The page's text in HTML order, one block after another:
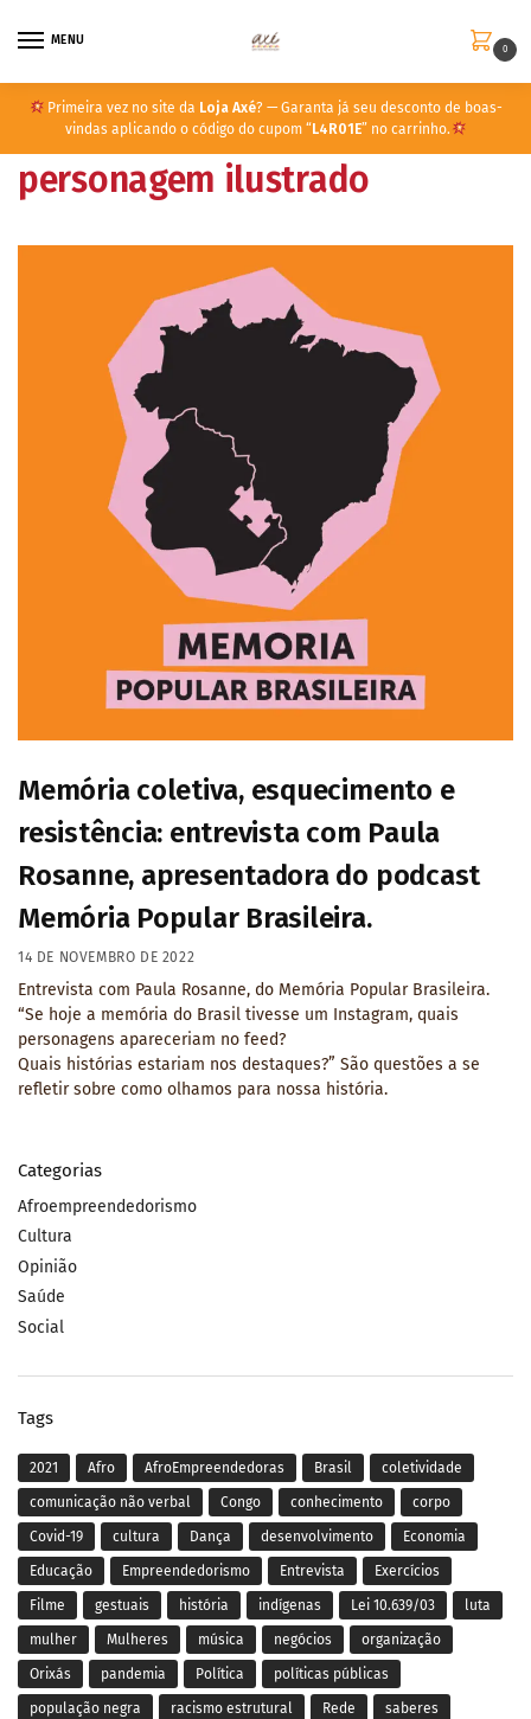
MENU
0
Primeira vez no site da Loja Axé? — Garanta já seu desconto de boas-
vindas aplicando o código do cupom “ L4R01E” no carrinho.
personagem ilustrado
Memória coletiva, esquecimento e
resistência: entrevista com Paula
Rosanne, apresentadora do podcast
Memória Popular Brasileira.
14 DE NOVEMBRO DE 2022
Entrevista com Paula Rosanne, do Memória Popular Brasileira.
“Se hoje a memória do Brasil tivesse um Instagram, quais
personagens apareceriam no feed?
Quais histórias estariam nos destaques?” São questões a se
refletir sobre como olhamos para nossa história.
Categorias
Afroempreendedorismo
Cultura
Opinião
Saúde
Social
Tags
2021 Afro AfroEmpreendedoras Brasil coletividade
comunicação não verbal Congo conhecimento corpo
Covid-19 cultura Dança desenvolvimento Economia
Educação Empreendedorismo Entrevista Exercícios
Filme gestuais história indígenas Lei 10.639/03 luta
mulher Mulheres música negócios organização
Orixás pandemia Política políticas públicas
população negra racismo estrutural Rede saberes